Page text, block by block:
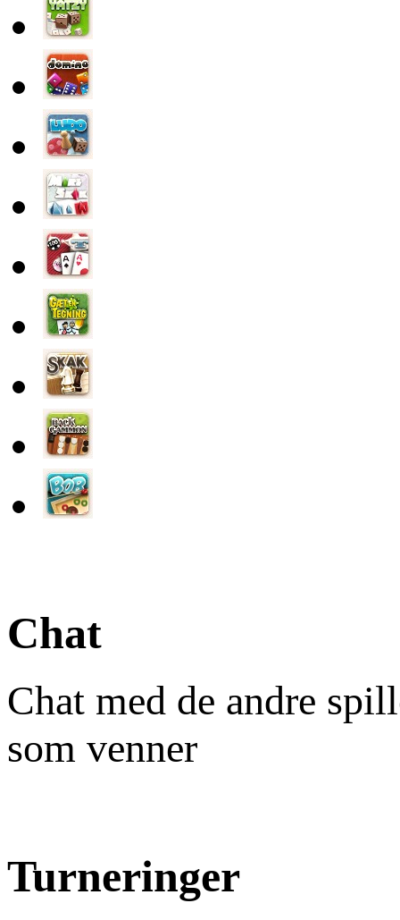
Chat
Chat med de andre
som venner
Turneringer